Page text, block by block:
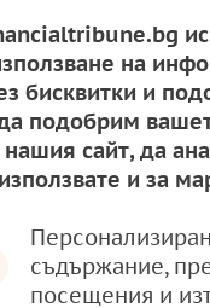
14:33, 24.06.2024
на
бисквитки и
подобрим
нашия сайт, да
използвате и за
съдържание,
посещения и